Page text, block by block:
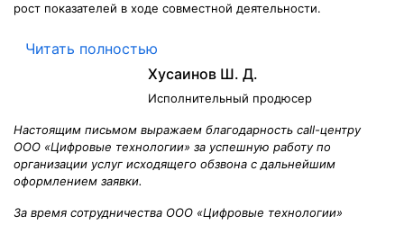
рост показателей в ходе совместной деятельности.
Читать полностью
Хусаинов Ш. Д.
Исполнительный продюсер
Настоящим письмом выражаем благодарность call-центру
ООО «Цифровые технологии» за успешную работу по
организации услуг исходящего обзвона с дальнейшим
оформлением заявки.
За время сотрудничества ООО «Цифровые технологии»